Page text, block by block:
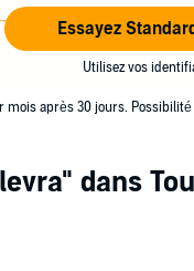
Essayez
Utilisez vos
mois après 30 jours.
dans